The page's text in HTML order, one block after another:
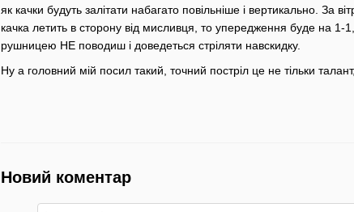
як качки будуть залітати набагато повільніше і вертикально. За
качка летить в сторону від мисливця, то упередження буде на 1-
рушницею НЕ поводиш і доведеться стріляти навскидку.
Ну а головний мій посил такий, точний постріл це не тільки
Новий коментар